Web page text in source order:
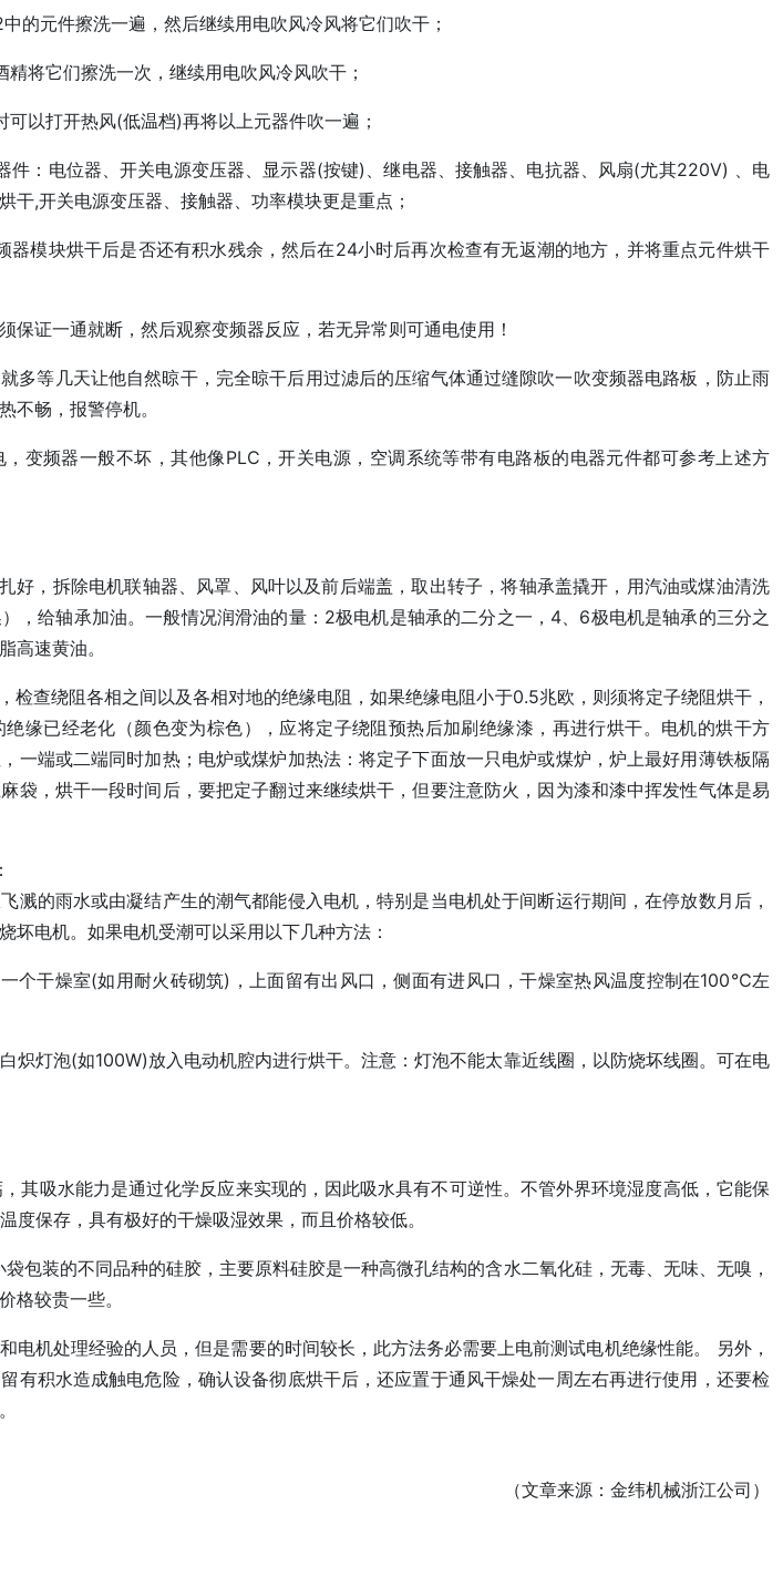
的元件擦洗一遍，然后继续用电吹风冷风将它们吹干；
将它们擦洗一次，继续用电吹风冷风吹干；
以打开热风(低温档)再将以上元器件吹一遍；
件：电位器、开关电源变压器、显示器(按键)、继电器、接触器、电抗器、风扇(尤其220V) 、电
干,开关电源变压器、接触器、功率模块更是重点；
器模块烘干后是否还有积水残余，然后在24小时后再次检查有无返潮的地方，并将重点元件烘干
保证一通就断，然后观察变频器反应，若无异常则可通电使用！
多等几天让他自然晾干，完全晾干后用过滤后的压缩气体通过缝隙吹一吹变频器电路板，防止雨
不畅，报警停机。
变频器一般不坏，其他像PLC，开关电源，空调系统等带有电路板的电器元件都可参考上述方
好，拆除电机联轴器、风罩、风叶以及前后端盖，取出转子，将轴承盖撬开，用汽油或煤油清洗
，给轴承加油。一般情况润滑油的量：2极电机是轴承的二分之一，4、6极电机是轴承的三分之
高速黄油。
查绕阻各相之间以及各相对地的绝缘电阻，如果绝缘电阻小于0.5兆欧，则须将定子绕阻烘干，
缘已经老化（颜色变为棕色），应将定子绕阻预热后加刷绝缘漆，再进行烘干。电机的烘干方
一端或二端同时加热；电炉或煤炉加热法：将定子下面放一只电炉或煤炉，炉上最好用薄铁板隔
袋，烘干一段时间后，要把定子翻过来继续烘干，但要注意防火，因为漆和漆中挥发性气体是易
溅的雨水或由凝结产生的潮气都能侵入电机，特别是当电机处于间断运行期间，在停放数月后，
坏电机。如果电机受潮可以采用以下几种方法：
个干燥室(如用耐火砖砌筑)，上面留有出风口，侧面有进风口，干燥室热风温度控制在100℃左
炽灯泡(如100W)放入电动机腔内进行烘干。注意：灯泡不能太靠近线圈，以防烧坏线圈。可在电
其吸水能力是通过化学反应来实现的，因此吸水具有不可逆性。不管外界环境湿度高低，它能保
度保存，具有极好的干燥吸湿效果，而且价格较低。
包装的不同品种的硅胶，主要原料硅胶是一种高微孔结构的含水二氧化硅，无毒、无味、无嗅，
格较贵一些。
电机处理经验的人员，但是需要的时间较长，此方法务必需要上电前测试电机绝缘性能。 另外，
有积水造成触电危险，确认设备彻底烘干后，还应置于通风干燥处一周左右再进行使用，还要检
（文章来源：金纬机械浙江公司）